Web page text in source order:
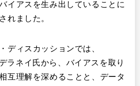
イアスを生み出していることに
れました。
ディスカッションでは、
ラネイ氏から、バイアスを取り
互理解を深めることと、データ